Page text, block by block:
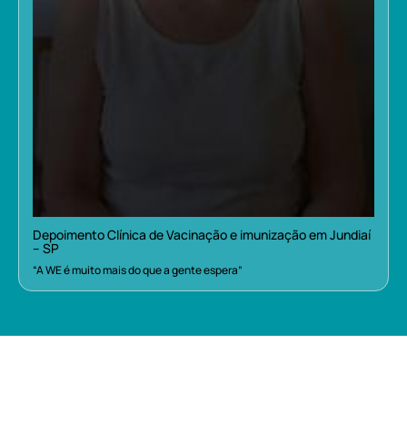
Depoimento Clínica de Vacinação e imunização em Jundiaí
– SP
“A WE é muito mais do que a gente espera”